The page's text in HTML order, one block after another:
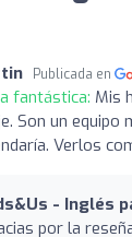
Publicada en
fantástica: Mis
Son un
Verlos
- Inglés
por la